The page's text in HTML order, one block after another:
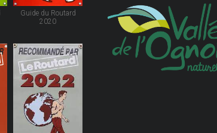
Guide du Routard
2020